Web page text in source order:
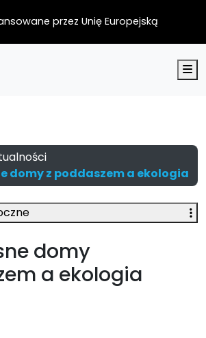
przez Unię Europejską
domy z poddaszem a ekologia
domy
a ekologia